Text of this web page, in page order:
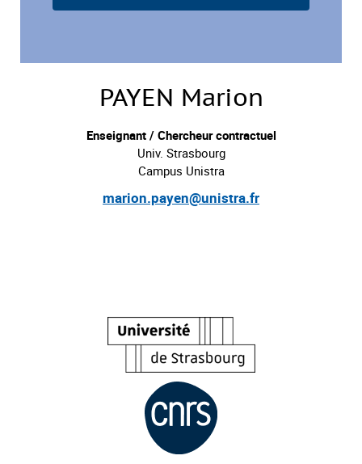
PAYEN Marion
Enseignant / Chercheur contractuel
Univ. Strasbourg
Campus Unistra
marion.payen@unistra.fr